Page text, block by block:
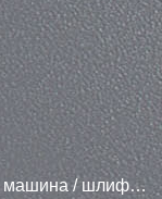
Широкая ленточная шлифовальная машина / шлифовальная машина